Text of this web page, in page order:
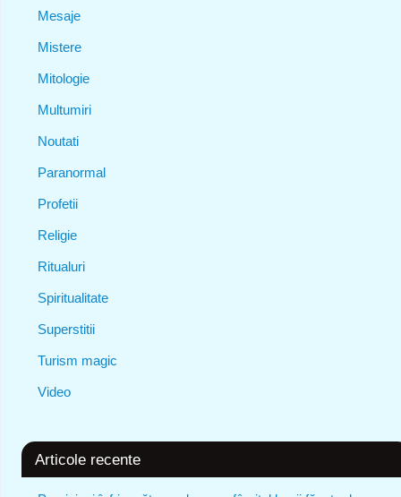
Mesaje
Mistere
Mitologie
Multumiri
Noutati
Paranormal
Profetii
Religie
Ritualuri
Spiritualitate
Superstitii
Turism magic
Video
Articole recente